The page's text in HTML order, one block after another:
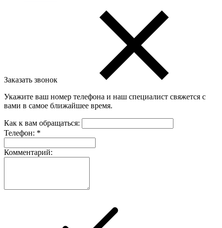
Заказать звонок
Укажите ваш номер телефона и наш специалист свяжется с
вами в самое ближайшее время.
Как к вам обращаться:
Телефон: *
Комментарий: